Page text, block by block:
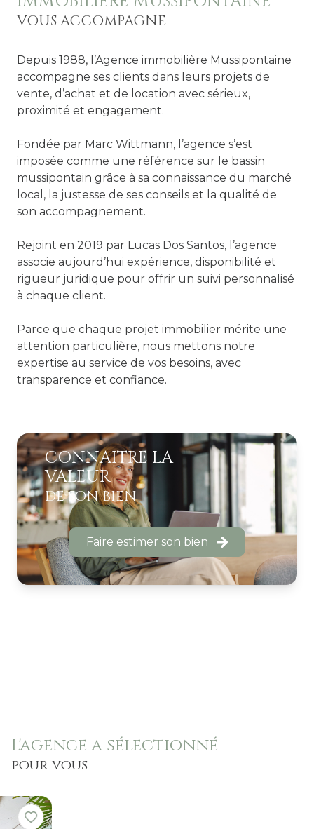
CONNAITRE LA
VALEUR
DE SON BIEN
Faire estimer son bien
VOUS ACCOMPAGNE
Depuis 1988, l’Agence immobilière Mussipontaine
accompagne ses clients dans leurs projets de
vente, d’achat et de location avec sérieux,
proximité et engagement.
Fondée par Marc Wittmann, l’agence s’est
imposée comme une référence sur le bassin
mussipontain grâce à sa connaissance du marché
local, la justesse de ses conseils et la qualité de
son accompagnement.
Rejoint en 2019 par Lucas Dos Santos, l’agence
associe aujourd’hui expérience, disponibilité et
rigueur juridique pour offrir un suivi personnalisé
à chaque client.
Parce que chaque projet immobilier mérite une
attention particulière, nous mettons notre
expertise au service de vos besoins, avec
transparence et confiance.
L'agence a sélectionné
pour vous